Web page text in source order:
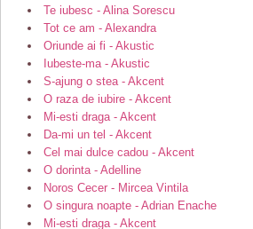
Te iubesc - Alina Sorescu
Tot ce am - Alexandra
Oriunde ai fi - Akustic
Iubeste-ma - Akustic
S-ajung o stea - Akcent
O raza de iubire - Akcent
Mi-esti draga - Akcent
Da-mi un tel - Akcent
Cel mai dulce cadou - Akcent
O dorinta - Adelline
Noros Cecer - Mircea Vintila
O singura noapte - Adrian Enache
Mi-esti draga - Akcent